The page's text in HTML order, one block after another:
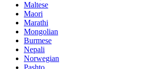
Maltese
Maori
Marathi
Mongolian
Burmese
Nepali
Norwegian
Pashto